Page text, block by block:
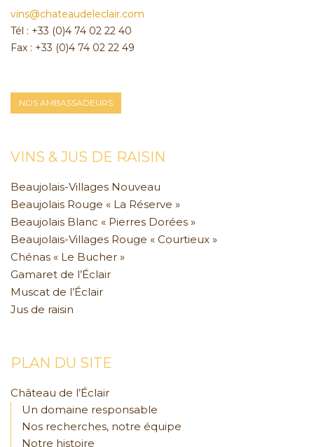
vins@chateaudeleclair.com
Tél : +33 (0)4 74 02 22 40
Fax : +33 (0)4 74 02 22 49
NOS AMBASSADEURS
VINS & JUS DE RAISIN
Beaujolais-Villages Nouveau
Beaujolais Rouge « La Réserve »
Beaujolais Blanc « Pierres Dorées »
Beaujolais-Villages Rouge « Courtieux »
Chénas « Le Bucher »
Gamaret de l’Éclair
Muscat de l’Éclair
Jus de raisin
PLAN DU SITE
Château de l’Éclair
Un domaine responsable
Nos recherches, notre équipe
Notre histoire